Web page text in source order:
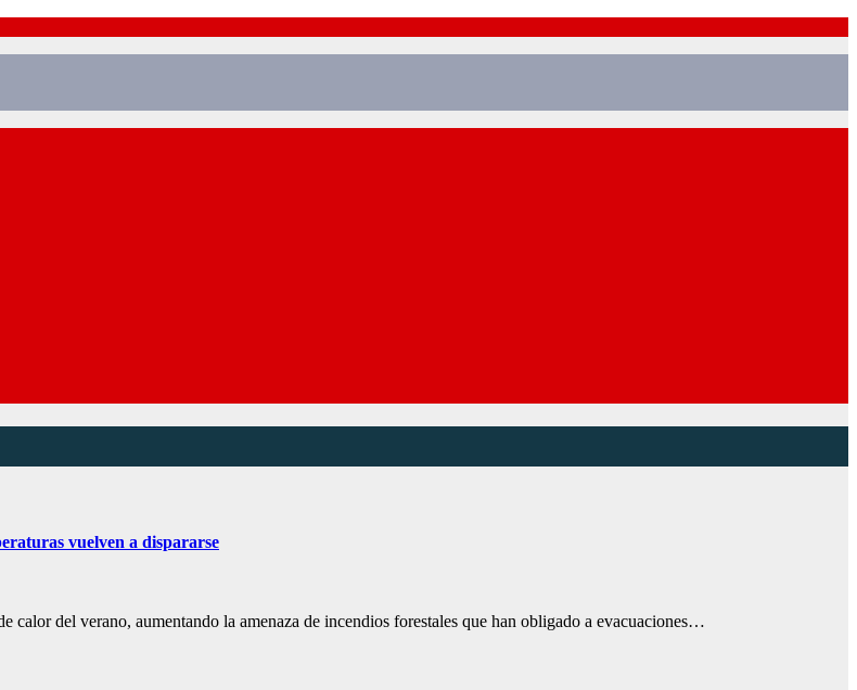
vuelven a dispararse
calor del verano, aumentando la amenaza de incendios forestales que han obligado a evacuaciones…